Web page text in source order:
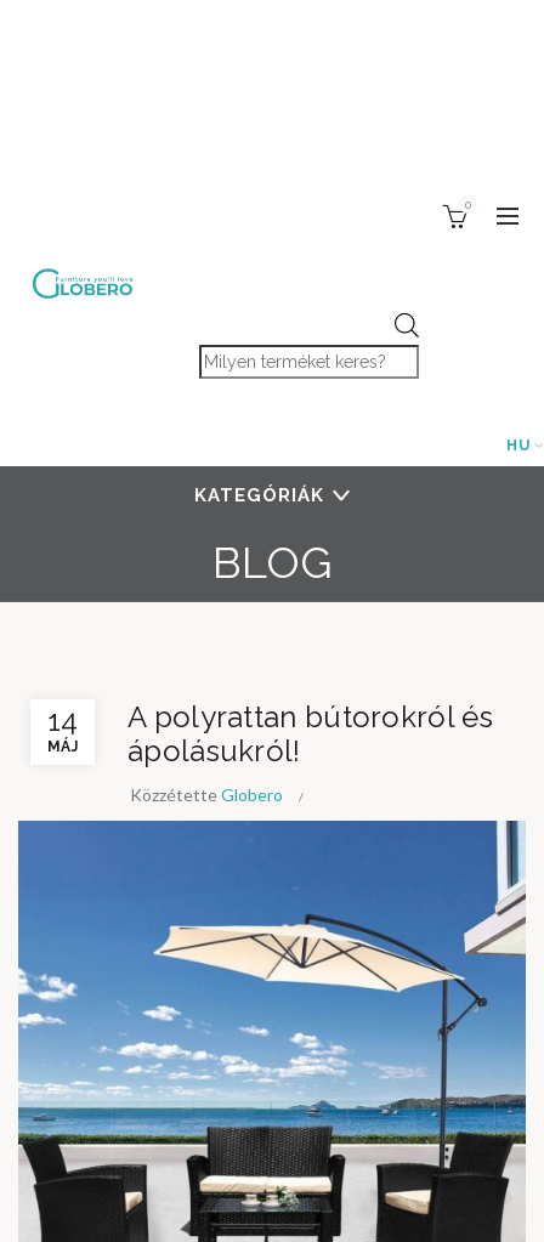
Products search
0
HU
KATEGÓRIÁK
BLOG
14
MÁJ
A polyrattan bútorokról és
ápolásukról!
KözzétetteGlobero